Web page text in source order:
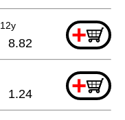
+
8.82
+
1.24